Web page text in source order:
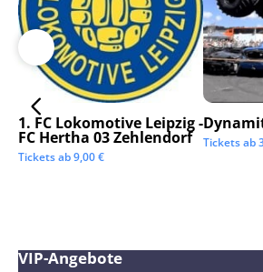
1. FC Lokomotive Leipzig -
FC Hertha 03 Zehlendorf
Tickets ab9,00€
Tickets ab
VIP-Angebote